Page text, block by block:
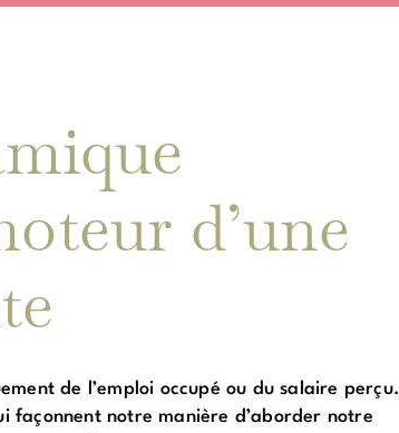
d’une
de l’emploi occupé ou du salaire perçu.
façonnent notre manière d’aborder notre